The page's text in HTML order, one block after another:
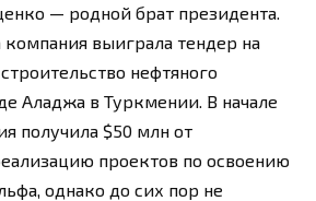
— родной брат президента.
компания выиграла тендер на
нефтяного
Аладжа в Туркмении. В начале
получила $50 млн от
проектов по освоению
однако до сих пор не